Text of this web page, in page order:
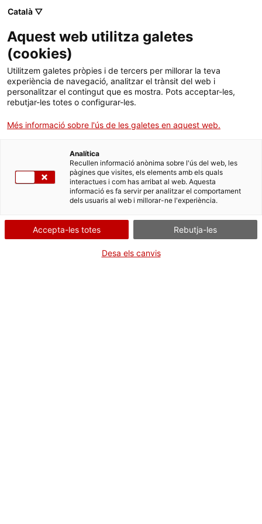
Institut Català de la Vinya i el Vi
Anàlisi de biotecnologia
Català ▽
Aquest web utilitza galetes
(cookies)
Utilitzem galetes pròpies i de tercers per millorar la teva
experiència de navegació, analitzar el trànsit del web i
personalitzar el contingut que es mostra. Pots acceptar-les,
rebutjar-les totes o configurar-les.
Més informació sobre l'ús de les galetes en aquest web.
Analítica
Recullen informació anònima sobre l'ús del web, les
pàgines que visites, els elements amb els quals
interactues i com has arribat al web. Aquesta
informació es fa servir per analitzar el comportament
dels usuaris al web i millorar-ne l'experiència.
Accepta-les totes Rebutja-les
Desa els canvis